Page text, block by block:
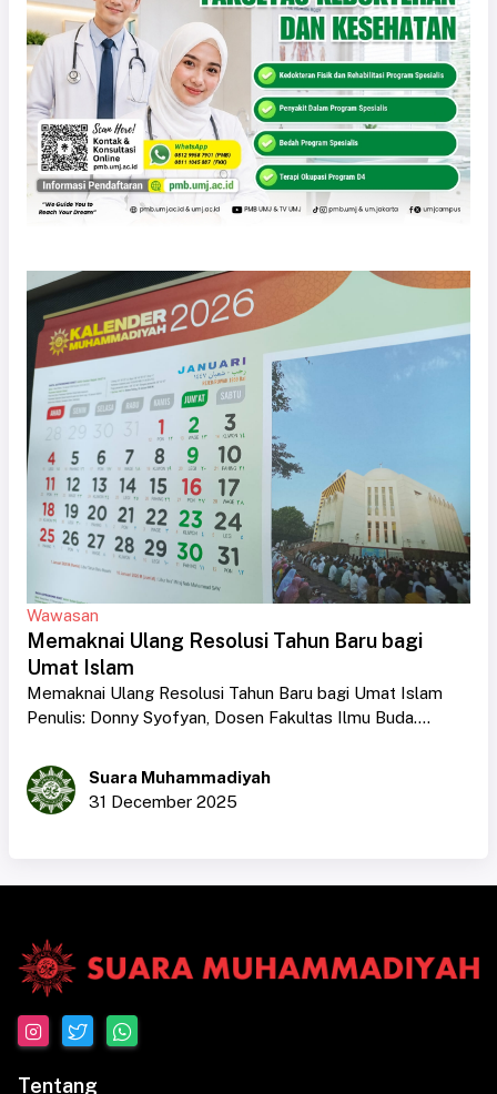
Wawasan
Memaknai Ulang Resolusi Tahun Baru bagi
Umat Islam
Memaknai Ulang Resolusi Tahun Baru bagi Umat Islam
Penulis: Donny Syofyan, Dosen Fakultas Ilmu Buda....
Suara Muhammadiyah
31 December 2025
Tentang